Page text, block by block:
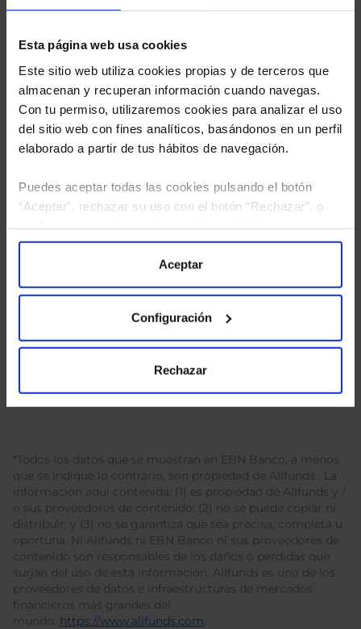
Esta página web usa cookies
Este sitio web utiliza cookies propias y de terceros que
almacenan y recuperan información cuando navegas.
Con tu permiso, utilizaremos cookies para analizar el uso
del sitio web con fines analíticos, basándonos en un perfil
elaborado a partir de tus hábitos de navegación.
Puedes aceptar todas las cookies pulsando el botón
“Aceptar”, rechazar su uso con el botón “Rechazar”, o
“Configuración”. Consulta nuestraPolítica
para más información.
Aceptar
Configuración
Rechazar
He leídola política de privacidady consiento el
*Todos los datos que se muestran en EBN Banco, a menos
que se indique lo contrario, son propiedad de Allfunds . La
información aquí contenida: (1) es propiedad de Allfunds y /
o sus proveedores de contenido; (2) no se puede copiar ni
distribuir; y (3) no se garantiza que sea precisa, completa u
oportuna. Ni Allfunds ni EBN Banco ni sus proveedores de
contenido son responsables de los daños o pérdidas que
surjan del uso de esta información. Allfunds es uno de los
proveedores de datos e infraestructuras de mercados
financieros más grandes del
mundo. https://www.allfunds.com.